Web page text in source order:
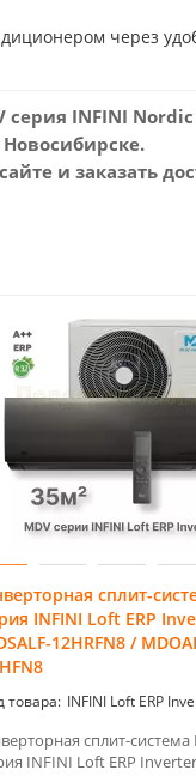
через
INFINI
и заказать
сплит-
INFINI Loft ERP
12HRFN8 /
INFINI Loft ERP
сплит-система
INFINI Loft ERP Inverter